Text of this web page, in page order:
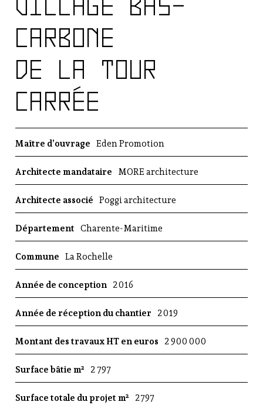
é
a
A
r
c
h
i
t
e
c
t
e
e
n
N
o
u
v
l
VILLAGE BAS-
CARBONE
DE LA TOUR
CARRÉE
Maître d’ouvrage Eden Promotion
Architecte mandataire MORE architecture
Architecte associé Poggi architecture
Département Charente-Maritime
Commune La Rochelle
Année de conception 2016
Année de réception du chantier 2019
Montant des travaux HT en euros 2 900 000
Surface bâtie m² 2 797
Surface totale du projet m² 2797